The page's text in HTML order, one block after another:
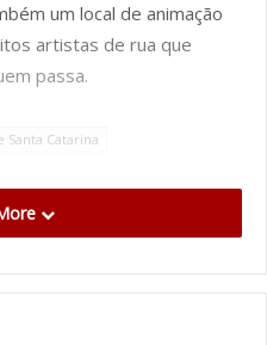
um local de animação
artistas de rua que
passa.
Santa Catarina